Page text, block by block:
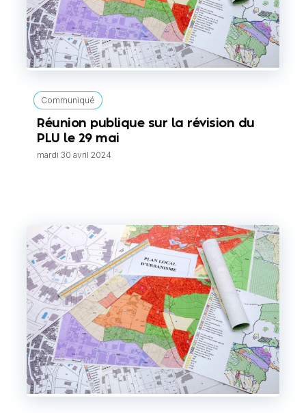
Communiqué
Réunion publique sur la révision du
PLU le 29 mai
mardi 30 avril 2024